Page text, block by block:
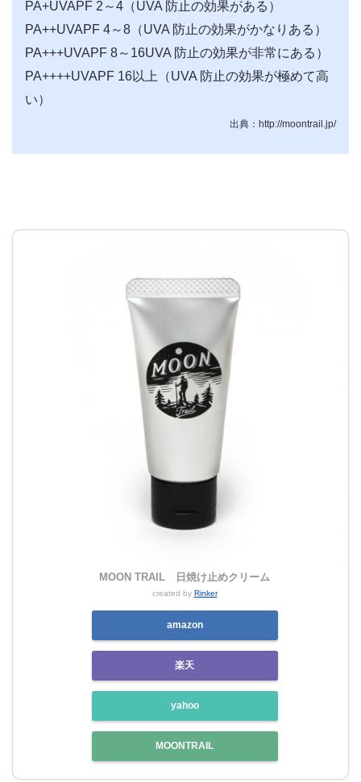
PA+UVAPF 2～4（UVA 防止の効果がある）
PA++UVAPF 4～8（UVA 防止の効果がかなりある）
PA+++UVAPF 8～16UVA 防止の効果が非常にある）
PA++++UVAPF 16以上（UVA 防止の効果が極めて高
い）
出典：http://moontrail.jp/
MOON TRAIL 日焼け止めクリーム
created by Rinker
amazon
楽天
yahoo
MOONTRAIL